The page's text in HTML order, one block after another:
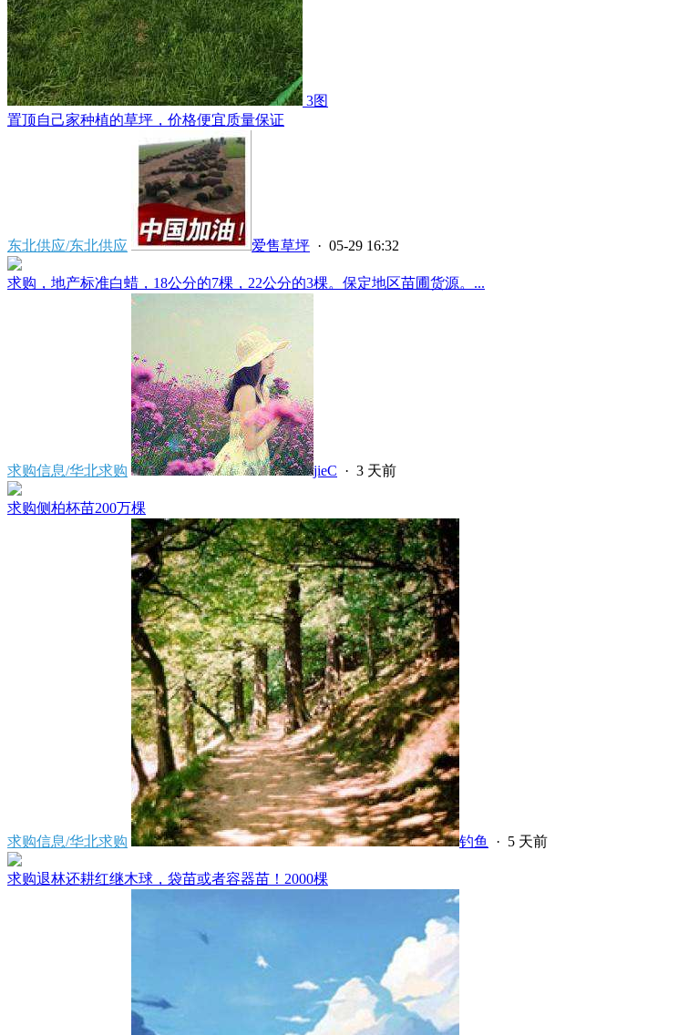
3图
置顶自己家种植的草坪，价格便宜质量保证
东北供应/东北供应 爱售草坪 · 05-29 16:32
求购，地产标准白蜡，18公分的7棵，22公分的3棵。保定地区苗圃货源。...
求购信息/华北求购 jieC · 3 天前
求购侧柏杯苗200万棵
求购信息/华北求购 钓鱼 · 5 天前
求购退林还耕红继木球，袋苗或者容器苗！2000棵